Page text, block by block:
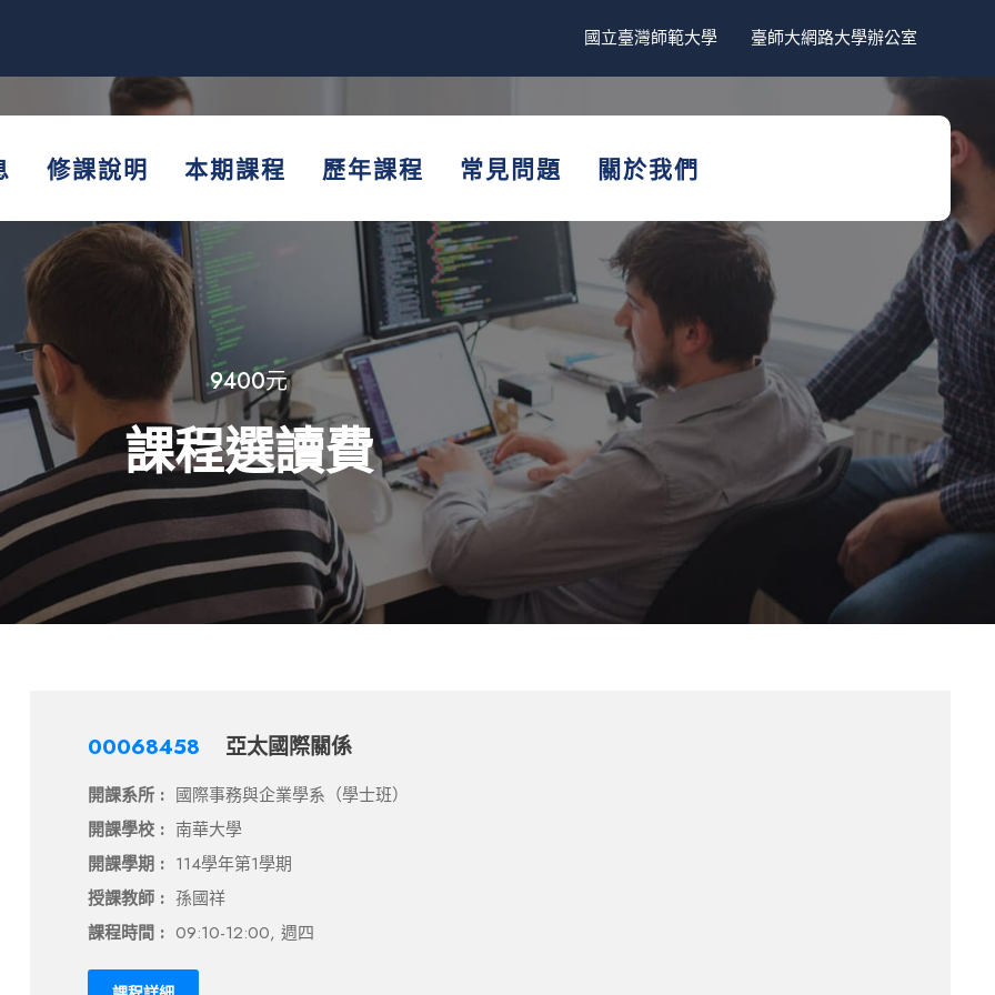
國立臺灣師範大學 臺師大網路大學辦公室
修課說明 本期課程 歷年課程 常見問題 關於我們
9400元
課程選讀費
00068458 亞太國際關係
開課系所 : 國際事務與企業學系（學士班）
開課學校 : 南華大學
開課學期 : 114學年第1學期
授課教師 : 孫國祥
課程時間 : 09:10-12:00, 週四